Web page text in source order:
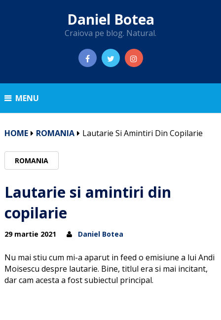
Daniel Botea
Craiova pe blog. Natural.
MENU
HOME ROMANIA Lautarie Si Amintiri Din Copilarie
ROMANIA
Lautarie si amintiri din
copilarie
29 martie 2021 Daniel Botea
Nu mai stiu cum mi-a aparut in feed o emisiune a lui Andi
Moisescu despre lautarie. Bine, titlul era si mai incitant,
dar cam acesta a fost subiectul principal.